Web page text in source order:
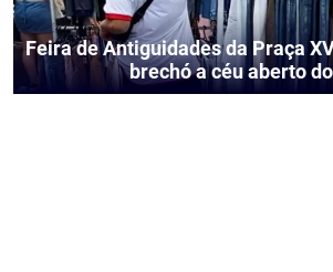
Feira de Antiguidades da Praça
brechó a céu aberto